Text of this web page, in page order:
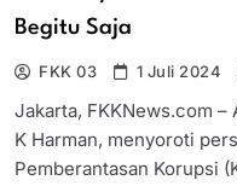
Begitu Saja
FKK 03 1 Juli 2024
Jakarta, FKKNews.com –
K Harman, menyoroti
Pemberantasan Korupsi